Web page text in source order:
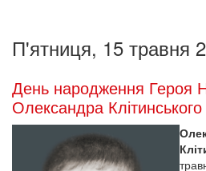
П'ятниця, 15 травня
День народження Героя
Олександра Клітинського